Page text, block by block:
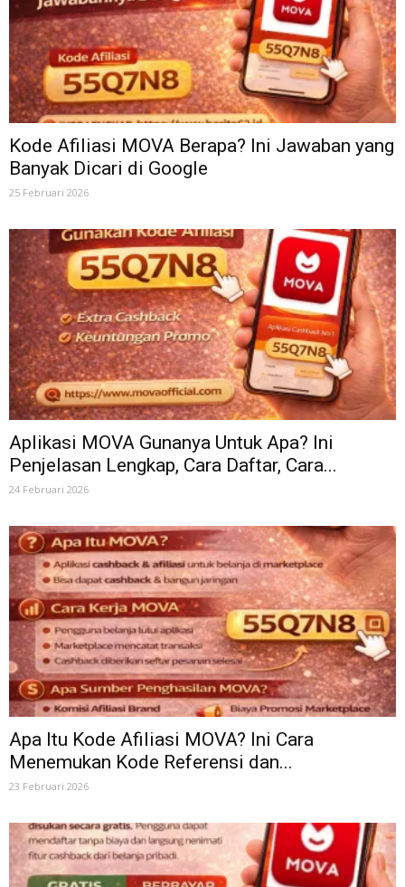
Kode Afiliasi MOVA Berapa? Ini Jawaban yang
Banyak Dicari di Google
25 Februari 2026
Aplikasi MOVA Gunanya Untuk Apa? Ini
Penjelasan Lengkap, Cara Daftar, Cara...
24 Februari 2026
Apa Itu Kode Afiliasi MOVA? Ini Cara
Menemukan Kode Referensi dan...
23 Februari 2026